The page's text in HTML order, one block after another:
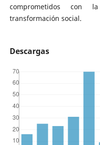
comprometidos con
transformación social.
Descargas